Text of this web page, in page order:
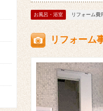
お風呂・浴室 リフォーム費
リフォーム